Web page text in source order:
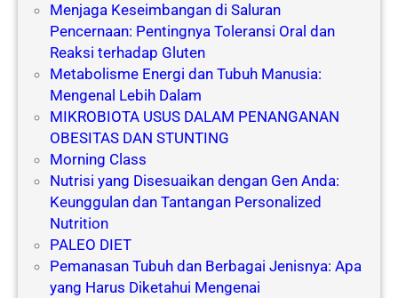
Menjaga Keseimbangan di Saluran
Pencernaan: Pentingnya Toleransi Oral dan
Reaksi terhadap Gluten
Metabolisme Energi dan Tubuh Manusia:
Mengenal Lebih Dalam
MIKROBIOTA USUS DALAM PENANGANAN
OBESITAS DAN STUNTING
Morning Class
Nutrisi yang Disesuaikan dengan Gen Anda:
Keunggulan dan Tantangan Personalized
Nutrition
PALEO DIET
Pemanasan Tubuh dan Berbagai Jenisnya: Apa
yang Harus Diketahui Mengenai